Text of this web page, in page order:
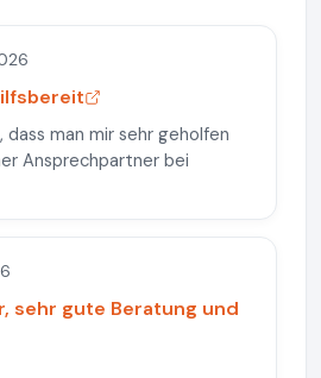
dass man mir sehr geholfen
Ansprechpartner bei
sehr gute Beratung und